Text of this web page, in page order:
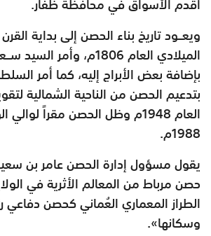
ويعــود تاريخ بناء الحصن إلى بداية
‏الميلادي العام ‏‏1806م،
بإضافة بعض الأبراج إليه، كما أمر
بتدعيم ‏الحصن من الناحية الشمالية
العام ‏‏1948م ‏وظل ‏الحصن مقراً
1988م.‏
يقول مسؤول إدارة الحصن عامر بن
حصن مرباط من المعالم الأثرية في
‏الطراز ‏المعماري العُماني كحصن
‏وسكانها».